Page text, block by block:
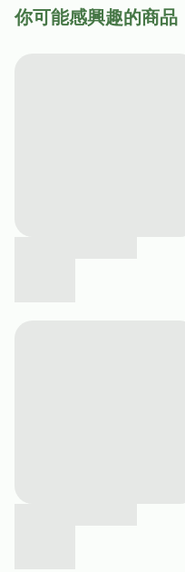
你可能感興趣的商品